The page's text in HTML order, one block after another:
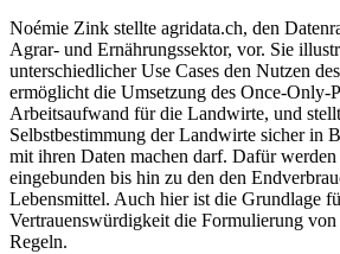
Noémie Zink stellte agridata.ch, den
Agrar- und Ernährungssektor, vor. Sie
unterschiedlicher Use Cases den Nutzen
ermöglicht die Umsetzung des Once-Only-
Arbeitsaufwand für die Landwirte, und
Selbstbestimmung der Landwirte sicher in
mit ihren Daten machen darf. Dafür
eingebunden bis hin zu den den
Lebensmittel. Auch hier ist die Grundlage
Vertrauenswürdigkeit die Formulierung
Regeln.